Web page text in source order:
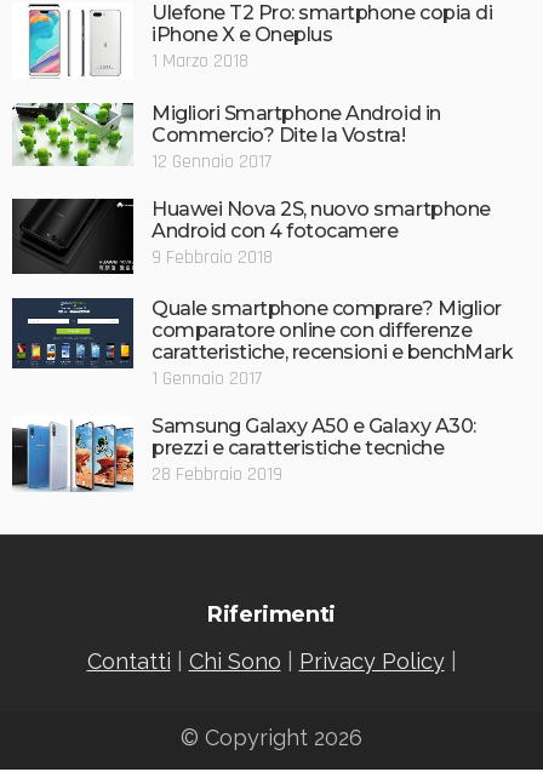
Ulefone T2 Pro: smartphone copia di
iPhone X e Oneplus
1 Marzo 2018
Migliori Smartphone Android in
Commercio? Dite la Vostra!
12 Gennaio 2017
Huawei Nova 2S, nuovo smartphone
Android con 4 fotocamere
9 Febbraio 2018
Quale smartphone comprare? Miglior
comparatore online con differenze
caratteristiche, recensioni e benchMark
1 Gennaio 2017
Samsung Galaxy A50 e Galaxy A30:
prezzi e caratteristiche tecniche
28 Febbraio 2019
Riferimenti
Contatti Chi Sono Privacy Policy|
© Copyright 2026